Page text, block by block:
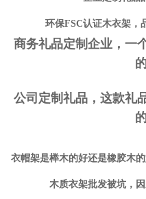
环保FSC认证木衣架，
商务礼品定制企业，一
公司定制礼品，这款礼
衣帽架是榉木的好还是橡胶木
木质衣架批发被坑，